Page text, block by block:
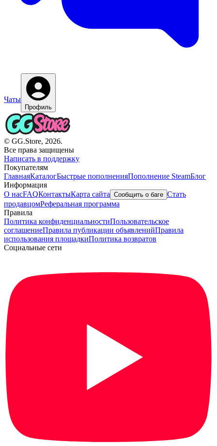
Чаты
Профиль
© GG.Store, 2026.
Все права защищены
Написать в поддержку
Покупателям
ГлавнаяКаталогБыстрые пополненияПополнение SteamБлог
Информация
О насFAQКонтактыКарта сайта Сообщить о баге Стать
продавцомРеферальная программа
Правила
Политика конфиденциальностиПользовательское
соглашениеПравила публикации объявленийПравила
использования площадкиПолитика возвратов
Социальные сети